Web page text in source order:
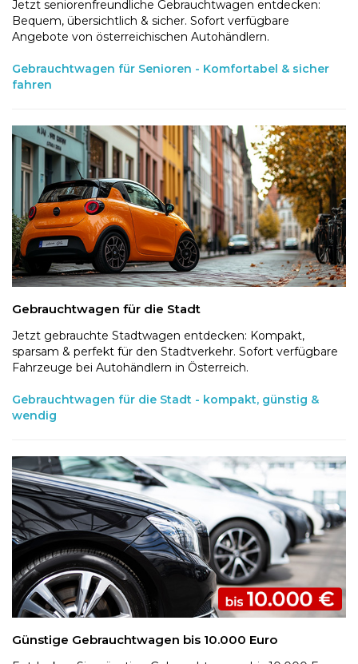
Jetzt seniorenfreundliche Gebrauchtwagen entdecken:
Bequem, übersichtlich & sicher. Sofort verfügbare
Angebote von österreichischen Autohändlern.
Gebrauchtwagen für Senioren - Komfortabel & sicher
fahren
Gebrauchtwagen für die Stadt
Jetzt gebrauchte Stadtwagen entdecken: Kompakt,
sparsam & perfekt für den Stadtverkehr. Sofort verfügbare
Fahrzeuge bei Autohändlern in Österreich.
Gebrauchtwagen für die Stadt - kompakt, günstig &
wendig
Günstige Gebrauchtwagen bis 10.000 Euro